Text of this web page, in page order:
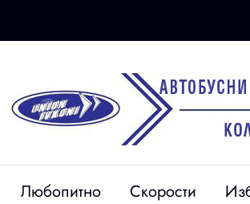
Любопитно Скорости